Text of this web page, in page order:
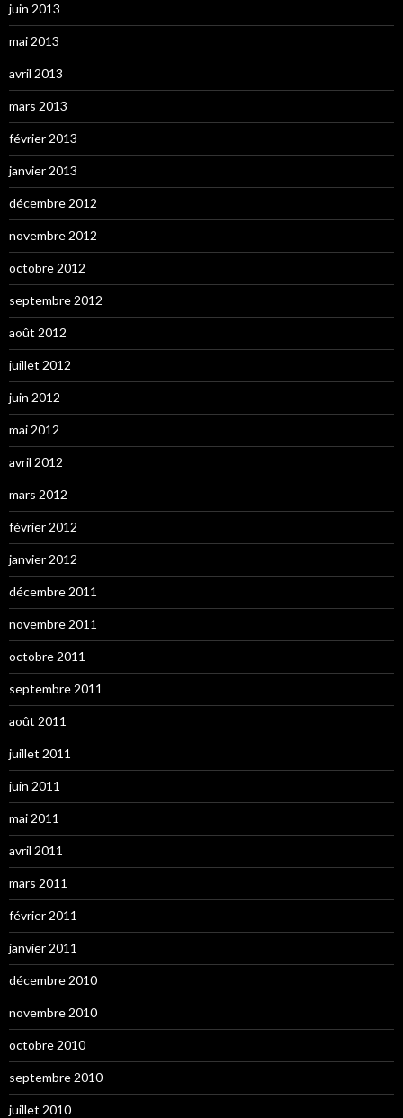
juin 2013
mai 2013
avril 2013
mars 2013
février 2013
janvier 2013
décembre 2012
novembre 2012
octobre 2012
septembre 2012
août 2012
juillet 2012
juin 2012
mai 2012
avril 2012
mars 2012
février 2012
janvier 2012
décembre 2011
novembre 2011
octobre 2011
septembre 2011
août 2011
juillet 2011
juin 2011
mai 2011
avril 2011
mars 2011
février 2011
janvier 2011
décembre 2010
novembre 2010
octobre 2010
septembre 2010
juillet 2010